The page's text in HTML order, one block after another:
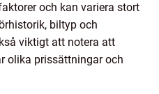
och kan variera stort
biltyp och
viktigt att notera att
olika prissättningar och